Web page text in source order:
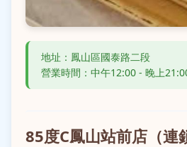
地址：鳳山區國泰路二段
營業時間：中午12:00 - 晚上
85度C鳳山站前店（連